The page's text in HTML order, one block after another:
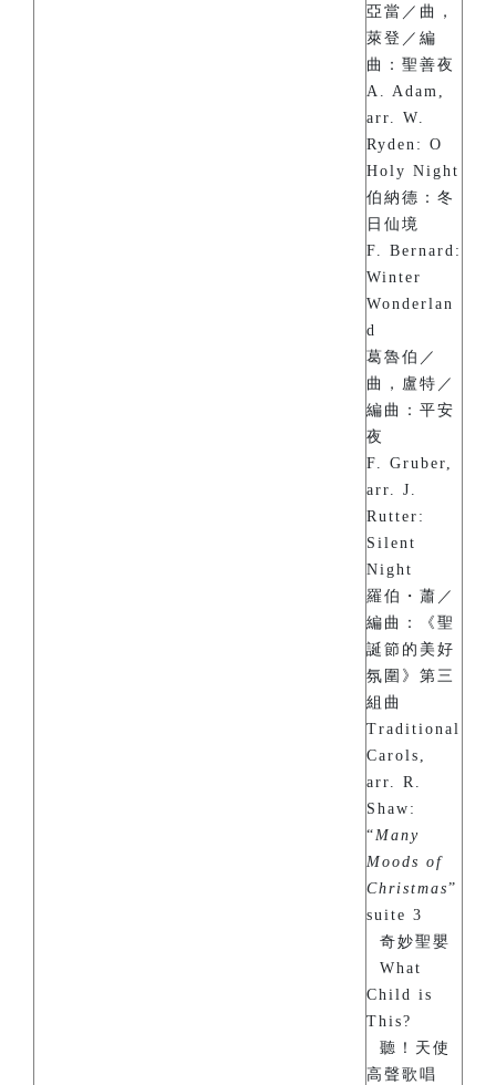
亞當／曲，
萊登／編
曲：聖善夜
A. Adam,
arr. W.
Ryden: O
Holy Night
伯納德：冬
日仙境
F. Bernard:
Winter
Wonderlan
d
葛魯伯／
曲，盧特／
編曲：平安
夜
F. Gruber,
arr. J.
Rutter:
Silent
Night
羅伯・蕭／
編曲：《聖
誕節的美好
氛圍》第三
組曲
Traditional
Carols,
arr. R.
Shaw:
“Many
Moods of
Christmas”
suite 3
奇妙聖嬰
What
Child is
This?
聽！天使
高聲歌唱